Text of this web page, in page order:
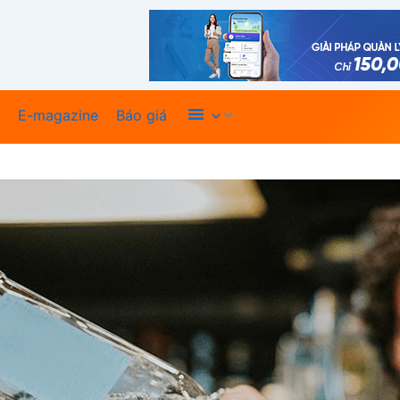
E-magazine Báo giá Xem thêm